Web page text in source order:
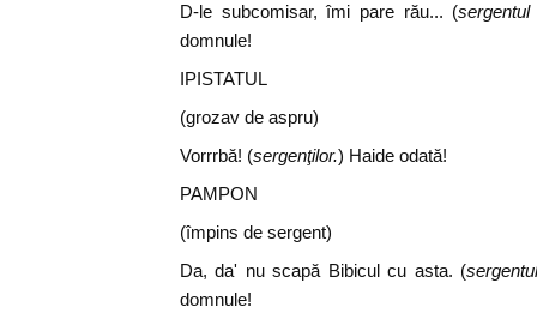
D-le subcomisar, îmi pare rău... (
domnule!
IPISTATUL
(grozav de aspru)
Vorrrbă! (sergenţilor.) Haide odată!
PAMPON
(împins de sergent)
Da, da' nu scapă Bibicul cu asta. (
domnule!